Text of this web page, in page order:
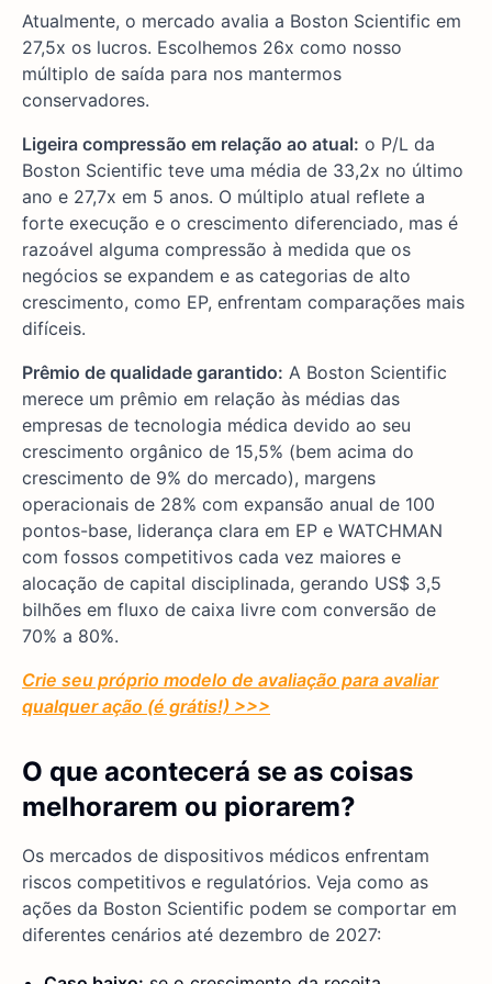
Atualmente, o mercado avalia a Boston Scientific em
27,5x os lucros. Escolhemos 26x como nosso
múltiplo de saída para nos mantermos
conservadores.
Ligeira compressão em relação ao atual: o P/L da
Boston Scientific teve uma média de 33,2x no último
ano e 27,7x em 5 anos. O múltiplo atual reflete a
forte execução e o crescimento diferenciado, mas é
razoável alguma compressão à medida que os
negócios se expandem e as categorias de alto
crescimento, como EP, enfrentam comparações mais
difíceis.
Prêmio de qualidade garantido: A Boston Scientific
merece um prêmio em relação às médias das
empresas de tecnologia médica devido ao seu
crescimento orgânico de 15,5% (bem acima do
crescimento de 9% do mercado), margens
operacionais de 28% com expansão anual de 100
pontos-base, liderança clara em EP e WATCHMAN
com fossos competitivos cada vez maiores e
alocação de capital disciplinada, gerando US$ 3,5
bilhões em fluxo de caixa livre com conversão de
70% a 80%.
Crie seu próprio modelo de avaliação para avaliar
qualquer ação (é grátis!) >>>
O que acontecerá se as coisas
melhorarem ou piorarem?
Os mercados de dispositivos médicos enfrentam
riscos competitivos e regulatórios. Veja como as
ações da Boston Scientific podem se comportar em
diferentes cenários até dezembro de 2027: